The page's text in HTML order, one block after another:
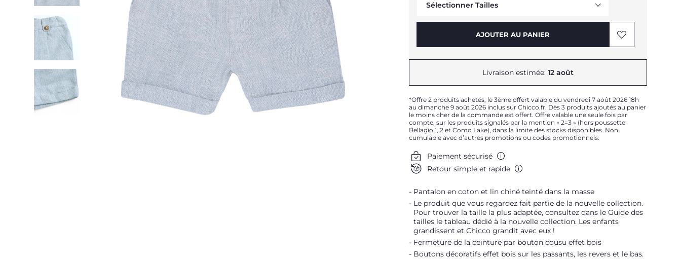
Sélectionner Tailles
Me prévenir
Me prévenir
AJOUTER AU PANIER
Livraison estimée: 12 août
*Offre 2 produits achetés, le 3ème offert valable du vendredi 7 août 2026 18h
au dimanche 9 août 2026 inclus sur Chicco.fr. Dès 3 produits ajoutés au panier
le moins cher de la commande est offert. Offre valable une seule fois par
compte, sur les produits signalés par la mention « 2=3 » (hors poussette
Bellagio 1, 2 et Como Lake), dans la limite des stocks disponibles. Non
cumulable avec d’autres promotions ou codes promotionnels.
Paiement sécurisé
Retour simple et rapide
Pantalon en coton et lin chiné teinté dans la masse
Le produit que vous regardez fait partie de la nouvelle collection.
Pour trouver la taille la plus adaptée, consultez dans le Guide des
tailles le tableau dédié à la nouvelle collection. Les enfants
grandissent et Chicco grandit avec eux !
Fermeture de la ceinture par bouton cousu effet bois
Boutons décoratifs effet bois sur les passants, les revers et le bas.